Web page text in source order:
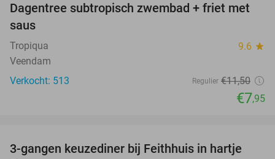
31%
Dagentree subtropisch zwembad + friet met
saus
Tropiqua 9.6 star
Veendam
Verkocht: 513
Regulier €11,50
€7,95
38%
3-gangen keuzediner bij Feithhuis in hartje